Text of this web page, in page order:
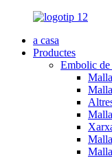
a casa
Productes
Embolic de